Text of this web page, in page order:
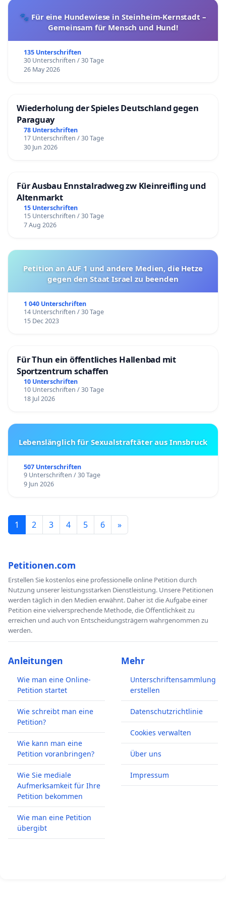
🐾 Für eine Hundewiese in Steinheim-Kernstadt –
Gemeinsam für Mensch und Hund!
135 Unterschriften
30 Unterschriften / 30 Tage
26 May 2026
Wiederholung der Spieles Deutschland gegen
Paraguay
78 Unterschriften
17 Unterschriften / 30 Tage
30 Jun 2026
Für Ausbau Ennstalradweg zw Kleinreifling und
Altenmarkt
15 Unterschriften
15 Unterschriften / 30 Tage
7 Aug 2026
Petition an AUF 1 und andere Medien, die Hetze
gegen den Staat Israel zu beenden
1 040 Unterschriften
14 Unterschriften / 30 Tage
15 Dec 2023
Für Thun ein öffentliches Hallenbad mit
Sportzentrum schaffen
10 Unterschriften
10 Unterschriften / 30 Tage
18 Jul 2026
Lebenslänglich für Sexualstraftäter aus Innsbruck
507 Unterschriften
9 Unterschriften / 30 Tage
9 Jun 2026
1 2 3 4 5 6 »
Petitionen.com
Erstellen Sie kostenlos eine professionelle online Petition durch
Nutzung unserer leistungsstarken Dienstleistung. Unsere Petitionen
werden täglich in den Medien erwähnt. Daher ist die Aufgabe einer
Petition eine vielversprechende Methode, die Öffentlichkeit zu
erreichen und auch von Entscheidungsträgern wahrgenommen zu
werden.
Anleitungen
Wie man eine Online-
Petition startet
Wie schreibt man eine
Petition?
Wie kann man eine
Petition voranbringen?
Wie Sie mediale
Aufmerksamkeit für Ihre
Petition bekommen
Wie man eine Petition
übergibt
Mehr
Unterschriftensammlung
erstellen
Datenschutzrichtlinie
Cookies verwalten
Über uns
Impressum